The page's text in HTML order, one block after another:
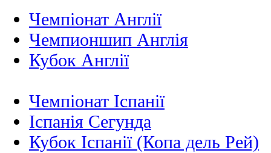
Чемпіонат Англії
Чемпионшип Англія
Кубок Англії
Чемпіонат Іспанії
Іспанія Сегунда
Кубок Іспанії (Копа дель Рей)